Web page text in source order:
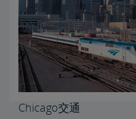
Chicago交通